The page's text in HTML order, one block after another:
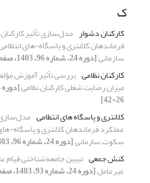
ک
کارکنان دشوار مدل‌سازی تأثیر
فرماندهان کلانتری و پاسگاه-های
سازمانی[دوره 24، شماره 96، 1403، صفحه 174-198]
کارکنان نظامی بررسی تأثیر آموزش
میزان رضایت شغلی کارکنان نظامی
26-42]
کلانتری و پاسگاه های انتظامی مدل‌سازی
عملکرد فرماندهان کلانتری و پاسگاه-
سکوت سازمانی[دوره 24، شماره 96، 1403، صفحه 174-198]
کنش جمعی تبیین جامعه‌شناختی قیام
غیرعامل[دوره 24، شماره 93، 1403، صفحه 250-271]